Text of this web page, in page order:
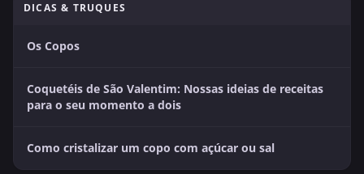
DICAS & TRUQUES
Os Copos
Coquetéis de São Valentim: Nossas ideias de receitas
para o seu momento a dois
Como cristalizar um copo com açúcar ou sal